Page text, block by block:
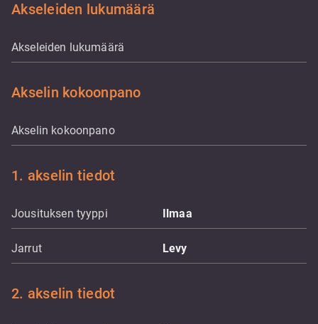
Akseleiden lukumäärä
Akseleiden lukumäärä
Akselin kokoonpano
Akselin kokoonpano
1. akselin tiedot
Jousituksen tyyppi Ilmaa
Jarrut Levy
2. akselin tiedot